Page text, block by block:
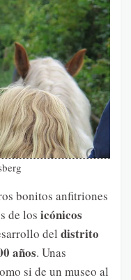
bonitos anfitriones
de los icónicos
del distrito
años. Unas
si de un museo al